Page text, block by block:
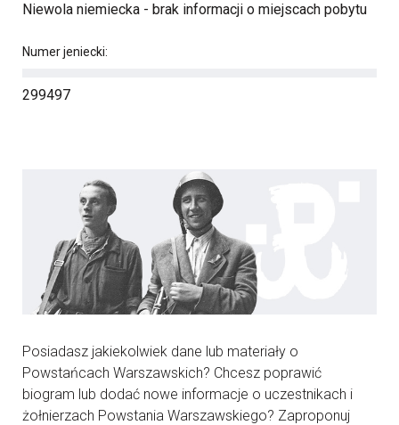
Niewola niemiecka - brak informacji o miejscach pobytu
Numer jeniecki:
299497
Posiadasz jakiekolwiek dane lub materiały o
Powstańcach Warszawskich? Chcesz poprawić
biogram lub dodać nowe informacje o uczestnikach i
żołnierzach Powstania Warszawskiego? Zaproponuj